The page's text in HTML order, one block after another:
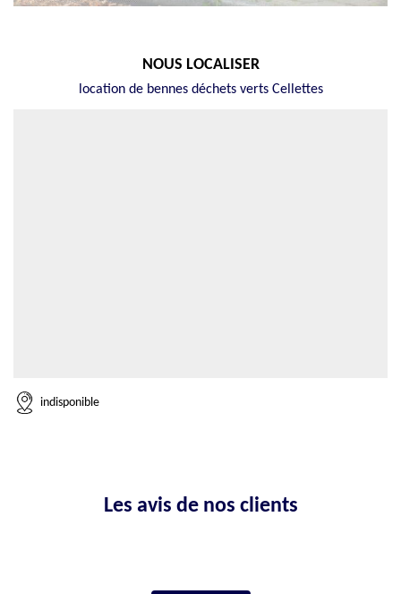
NOUS LOCALISER
location de bennes déchets verts Cellettes
indisponible
Les avis de nos clients